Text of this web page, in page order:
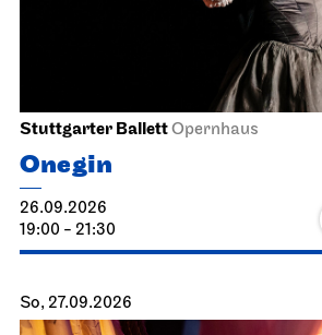
Stuttgarter BallettOpernhaus
Onegin
26.09.2026
19:00 - 21:30
So, 27.09.2026